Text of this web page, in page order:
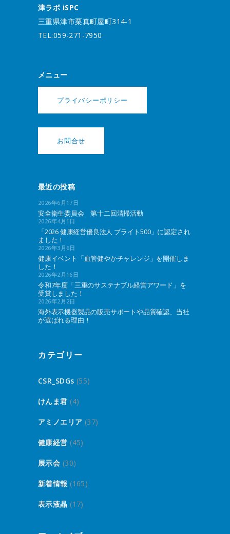
津ラボ iSPC
三重県津市栗真町屋町314-1
TEL:059-271-7950
メニュー
プライバシーポリシー
お問合せ
最近の投稿
2026年6月17日
安全衛生委員会 第十二回清掃活動
2026年4月1日
「2026 健康経営優良法人 ブライト500」に認定され
ました！
2026年3月6日
健康イベント「血管健やかチャレンジ」を開催しま
した！
2026年2月16日
令和7年度「三重のサステナブル経営アワード」を
受賞しました！
2026年2月2日
海外表示機器製品の販売サポートや品質確認、当社
が選ばれる理由！
カテゴリー
CSR_SDGs (55)
けんま君 (4)
アミノエリア (37)
健康経営 (45)
展示会 (30)
新着情報 (165)
表示液晶 (17)